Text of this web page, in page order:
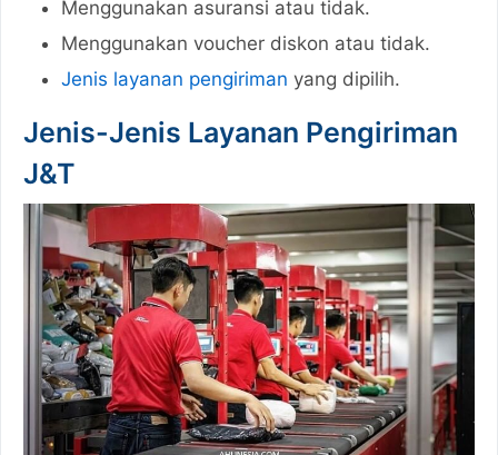
Menggunakan asuransi atau tidak.
Menggunakan voucher diskon atau tidak.
Jenis layanan pengiriman yang dipilih.
Jenis-Jenis Layanan Pengiriman
J&T